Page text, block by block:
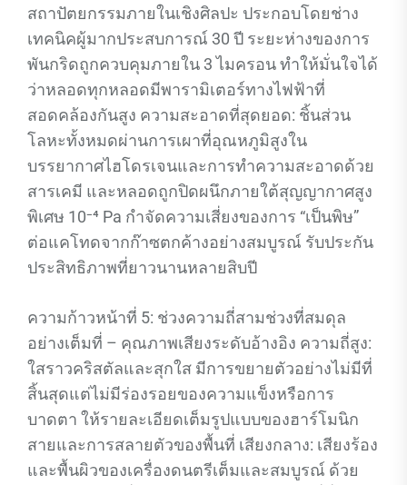
สถาปัตยกรรมภายในเชิงศิลปะ ประกอบโดยช่าง
เทคนิคผู้มากประสบการณ์ 30 ปี ระยะห่างของการ
พันกริดถูกควบคุมภายใน 3 ไมครอน ทำให้มั่นใจได้
ว่าหลอดทุกหลอดมีพารามิเตอร์ทางไฟฟ้าที่
สอดคล้องกันสูง ความสะอาดที่สุดยอด: ชิ้นส่วน
โลหะทั้งหมดผ่านการเผาที่อุณหภูมิสูงใน
บรรยากาศไฮโดรเจนและการทำความสะอาดด้วย
สารเคมี และหลอดถูกปิดผนึกภายใต้สุญญากาศสูง
พิเศษ 10⁻⁴ Pa กำจัดความเสี่ยงของการ “เป็นพิษ”
ต่อแคโทดจากก๊าซตกค้างอย่างสมบูรณ์ รับประกัน
ประสิทธิภาพที่ยาวนานหลายสิบปี
ความก้าวหน้าที่ 5: ช่วงความถี่สามช่วงที่สมดุล
อย่างเต็มที่ – คุณภาพเสียงระดับอ้างอิง ความถี่สูง:
ใสราวคริสตัลและสุกใส มีการขยายตัวอย่างไม่มีที่
สิ้นสุดแต่ไม่มีร่องรอยของความแข็งหรือการ
บาดตา ให้รายละเอียดเต็มรูปแบบของฮาร์โมนิก
สายและการสลายตัวของพื้นที่ เสียงกลาง: เสียงร้อง
และพื้นผิวของเครื่องดนตรีเต็มและสมบูรณ์ ด้วย